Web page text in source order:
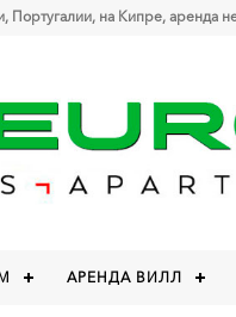
Португалии, на Кипре, аренда
АРЕНДА ВИЛЛ